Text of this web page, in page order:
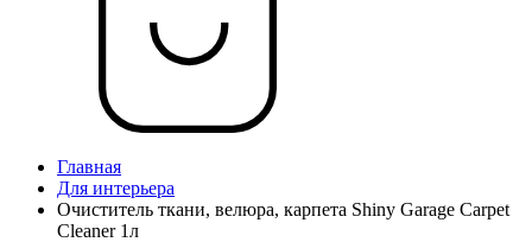
Главная
Для интерьера
Очиститель ткани, велюра, карпета Shiny Garage Carpet
Cleaner 1л